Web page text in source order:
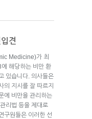
견
Medicine)가 최
해당하는 비만 환
있습니다. 의사들은
의 지시를 잘 따르지
에 비만을 관리하는
리법 등을 제대로
구원들은 이러한 선